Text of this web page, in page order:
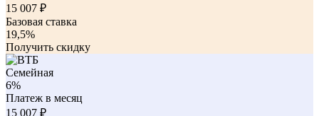
15 007 ₽
Базовая ставка
19,5%
Получить скидку
Семейная
6%
Платеж в месяц
15 007 ₽